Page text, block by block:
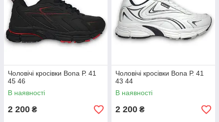
Чоловічі кросівки Bona Р. 41
45 46
В наявності
2 200 ₴
Чоловічі кросівки Bona Р. 41
43 44
В наявності
2 200 ₴